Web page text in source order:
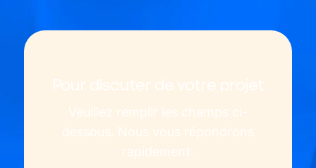
Pour discuter de votre projet
Veuillez remplir les champs ci-
dessous. Nous vous répondrons
rapidement.